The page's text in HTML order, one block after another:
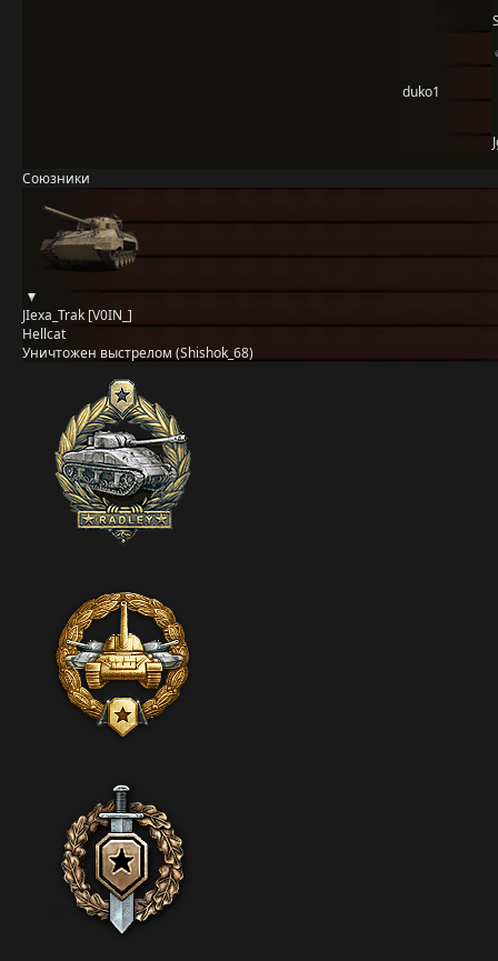
duko1
Союзники
JIexa_Trak [V0IN_]
Hellcat
Уничтожен выстрелом (Shishok_68)